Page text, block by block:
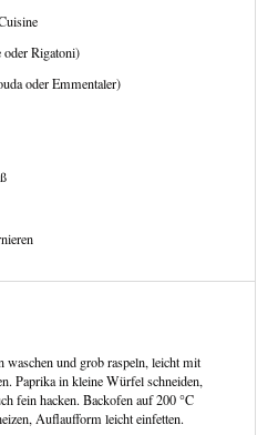
oder Rigatoni)
oder Emmentaler)
waschen und grob raspeln, leicht mit
Paprika in kleine Würfel schneiden,
fein hacken. Backofen auf 200 °C
Auflaufform leicht einfetten.